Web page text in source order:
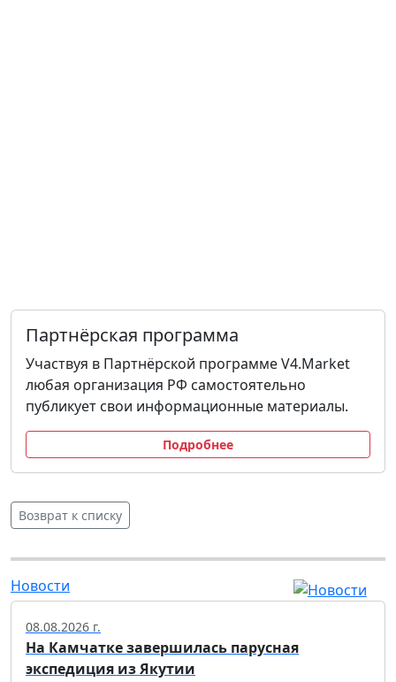
Партнёрская программа
Участвуя в Партнёрской программе V4.Market
любая организация РФ самостоятельно
публикует свои информационные материалы.
Подробнее
Возврат к списку
Новости
08.08.2026 г.
На Камчатке завершилась парусная
экспедиция из Якутии